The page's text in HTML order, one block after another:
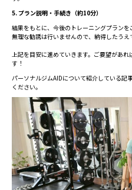
5. プラン説明・手続き（約10分）
結果をもとに、今後のトレーニングプランを
無理な勧誘は行いませんので、納得したうえ
上記を目安に進めていきます。ご要望があ
す！
パーソナルジムAIDについて紹介している記
ください。